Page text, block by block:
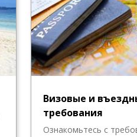
Визовые и
требования
Ознакомьтесь с